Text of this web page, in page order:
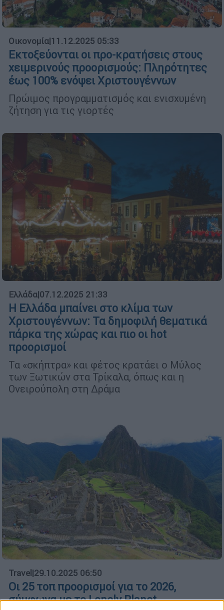
Οικονομία|11.12.2025 05:33
Εκτοξεύονται οι προ-κρατήσεις στους
χειμερινούς προορισμούς: Πληρότητες
έως 100% ενόψει Χριστουγέννων
Πρώιμος προγραμματισμός και ενισχυμένη
ζήτηση για τις γιορτές
Ελλάδα|07.12.2025 21:33
Η Ελλάδα μπαίνει στο κλίμα των
Χριστουγέννων: Τα δημοφιλή θεματικά
πάρκα της χώρας και πιο οι hot
προορισμοί
Τα «σκήπτρα» και φέτος κρατάει ο Μύλος
των Ξωτικών στα Τρίκαλα, όπως και η
Ονειρούπολη στη Δράμα
Travel|29.10.2025 06:50
Οι 25 τοπ προορισμοί για το 2026,
σύμφωνα με το Lonely Planet